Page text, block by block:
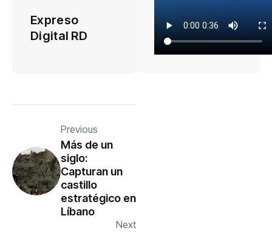
Expreso
Digital RD
Previous
Más de un
siglo:
Capturan un
castillo
estratégico en
Líbano
Next